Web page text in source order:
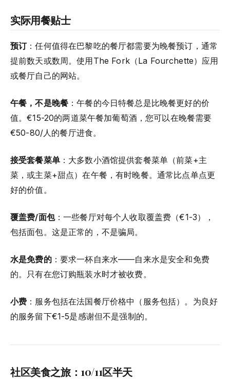
实际用餐贴士
预订：任何值得在巴黎吃的餐厅都需要为晚餐预订，通常
提前数天或数周。使用The Fork（La Fourchette）应用
或餐厅自己的网站。
午餐，不是晚餐 ：午餐的今日特餐总是比晚餐更好的价
值。€15-20的两道菜午餐加葡萄酒，您可以在晚餐需要
€50-80/人的餐厅进食。
接受套餐菜单：大多数小酒馆提供套餐菜单（前菜+主
菜，或主菜+甜点）在午餐，有时晚餐。通常比点单点更
好的价值。
覆盖费/面包：一些餐厅对每个人收取覆盖费（€1-3），
包括面包。这是正常的，不是骗局。
水是免费的：要求一杯自来水——自来水是安全和免费
的。只有在您订购瓶装水时才被收费。
小费 ：服务包括在法国餐厅价格中（服务包括）。为良好
的服务留下€1-5是感谢但不是强制的。
社区美食之旅：10/11区半天